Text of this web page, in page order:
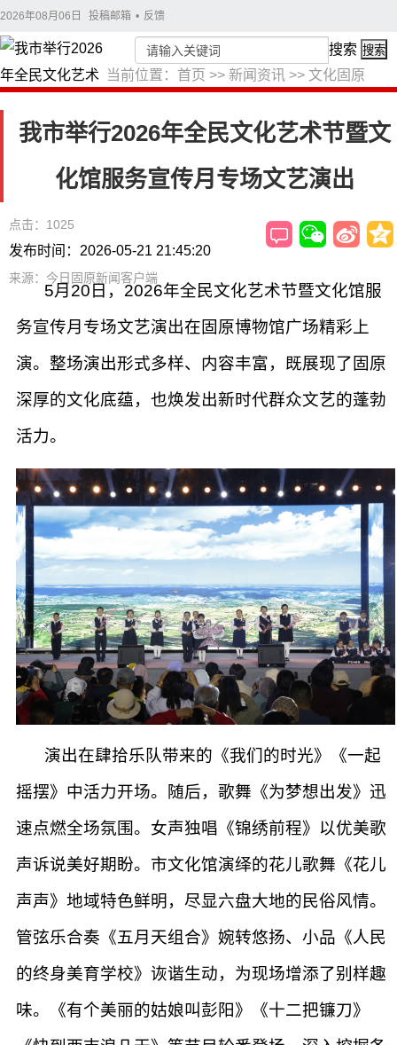
2026年08月06日 投稿邮箱 • 反馈
当前位置： 首页 >> 新闻资讯 >> 文化固原
搜索 搜索
我市举行2026年全民文化艺术节暨文
化馆服务宣传月专场文艺演出
点击：1025
发布时间：2026-05-21 21:45:20
来源：今日固原新闻客户端
5月20日，2026年全民文化艺术节暨文化馆服
务宣传月专场文艺演出在固原博物馆广场精彩上
演。整场演出形式多样、内容丰富，既展现了固原
深厚的文化底蕴，也焕发出新时代群众文艺的蓬勃
活力。
演出在肆拾乐队带来的《我们的时光》《一起
摇摆》中活力开场。随后，歌舞《为梦想出发》迅
速点燃全场氛围。女声独唱《锦绣前程》以优美歌
声诉说美好期盼。市文化馆演绎的花儿歌舞《花儿
声声》地域特色鲜明，尽显六盘大地的民俗风情。
管弦乐合奏《五月天组合》婉转悠扬、小品《人民
的终身美育学校》诙谐生动，为现场增添了别样趣
味。《有个美丽的姑娘叫彭阳》《十二把镰刀》